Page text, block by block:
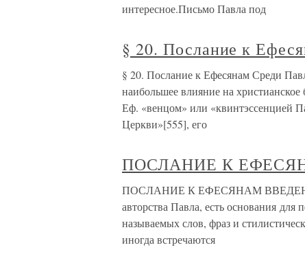
интересное.Письмо Павла под
§ 20. Послание к
§ 20. Послание к Ефесянам Среди
наибольшее влияние на
Еф. «венцом» или «квинтэссенцией
Церкви»[555], его
ПОСЛАНИЕ К
ПОСЛАНИЕ К ЕФЕСЯНАМ
авторства Павла, есть основания
называемых слов, фраз и
иногда встречаются